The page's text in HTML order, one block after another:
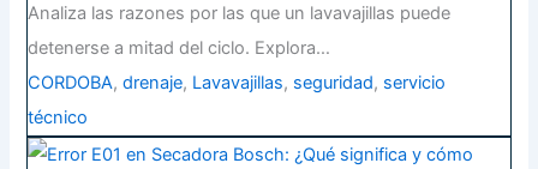
Analiza las razones por las que un lavavajillas puede
detenerse a mitad del ciclo. Explora…
CORDOBA,drenaje, Lavavajillas, seguridad, servicio
técnico